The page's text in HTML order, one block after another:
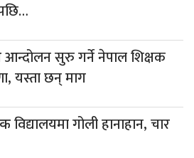
आन्दोलन सुरु गर्ने नेपाल शिक्षक
यस्ता छन् माग
विद्यालयमा गोली हानाहान, चार